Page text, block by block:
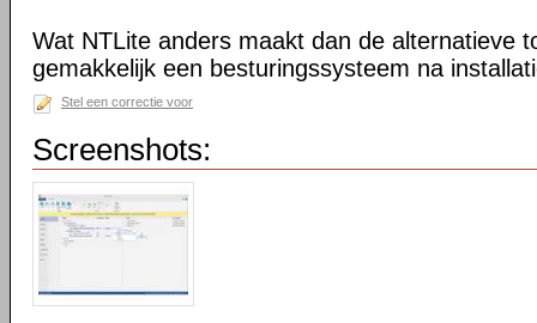
Wat NTLite anders maakt dan de alternatieve
gemakkelijk een besturingssysteem na
Stel een correctie voor
Screenshots: